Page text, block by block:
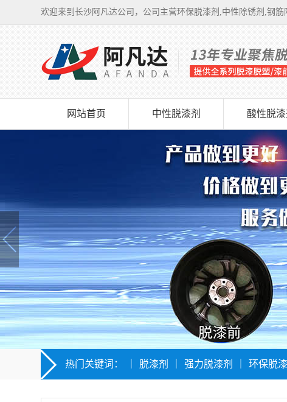
欢迎来到长沙阿凡达公司，公司主营环保脱漆剂,中性除锈剂,钢
网站首页 中性脱漆剂 酸性脱漆
热门关键词： 脱漆剂 强力脱漆剂 环保脱